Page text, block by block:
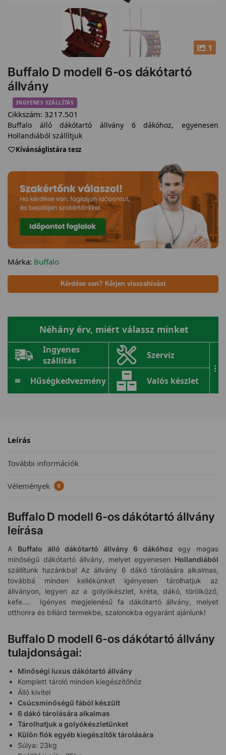
1
Buffalo D modell 6-os dákótartó
állvány
INGYENES SZÁLLÍTÁS
Cikkszám: 3217.501
Buffalo álló dákótartó állvány 6 dákóhoz, egyenesen
Hollandiából szállítjuk
Kívánságlistára tesz
Márka: Buffalo
Kérdése van? Kérjen visszahívást
Néhány érv, miért válassz minket
Ingyenes
szállítás
Szerviz
Hűségkedvezmény Valós készlet
...
Leírás
További információk
Vélemények 0
Buffalo D modell 6-os dákótartó állvány
leírása
A Buffalo álló dákótartó állvány 6 dákóhoz egy magas
minőségű dákótartó állvány, melyet egyenesen Hollandiából
szállítunk hazánkba! Az állvány 6 dákó tárolására alkalmas,
továbbá minden kellékünket igényesen tárolhatjuk az
állványon, legyen az a golyókészlet, kréta, dákó, törölköző,
kefe…. Igényes megjelenésű fa dákótartó állvány, melyet
otthonra és biliárd termekbe, szalonokba egyaránt ajánlunk!
Buffalo D modell 6-os dákótartó állvány
tulajdonságai:
Minőségi luxus dákótartó állvány
Komplett tároló minden kiegészítőhöz
Álló kivitel
Csúcsminőségű fából készült
6 dákó tárolására alkalmas
Tárolhatjuk a golyókészletünket
Külön fiók egyéb kiegészítők tárolására
Súlya: 23kg